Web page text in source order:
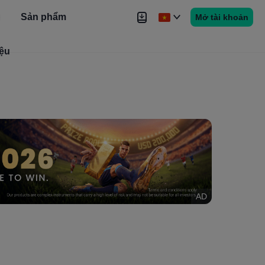
Sản phẩm Mở tài khoản
AD